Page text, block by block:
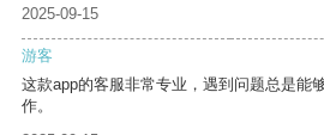
2025-09-15
游客
这款app的客服非常专业，遇到问题总是能
作。